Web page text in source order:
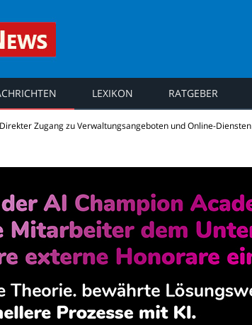
News
LEXIKON RATGEBER
Direkter Zugang zu Verwaltungsangeboten und Online-Diensten